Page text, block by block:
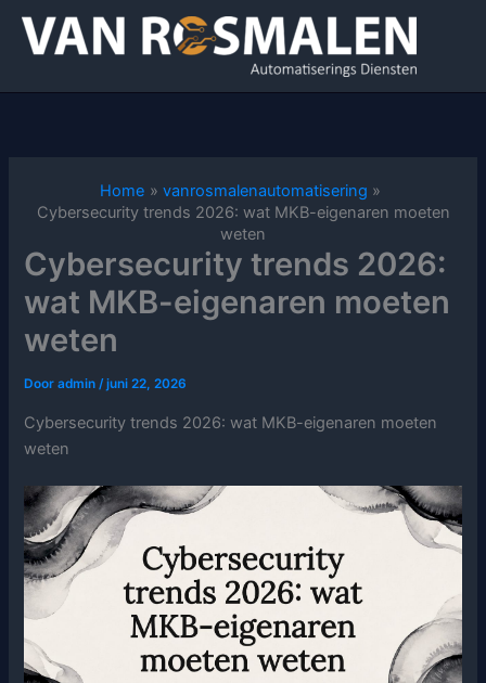
naar
inhoud
Home
vanrosmalenautomatisering
Cybersecurity trends 2026: wat MKB-eigenaren moeten
weten
Cybersecurity trends 2026:
wat MKB-eigenaren moeten
weten
Dooradmin/juni 22, 2026
Cybersecurity trends 2026: wat MKB-eigenaren moeten
weten